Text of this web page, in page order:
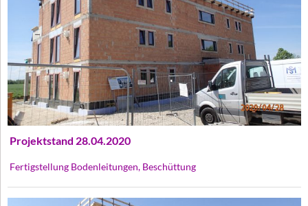
Projektstand 28.04.2020
Fertigstellung Bodenleitungen, Beschüttung